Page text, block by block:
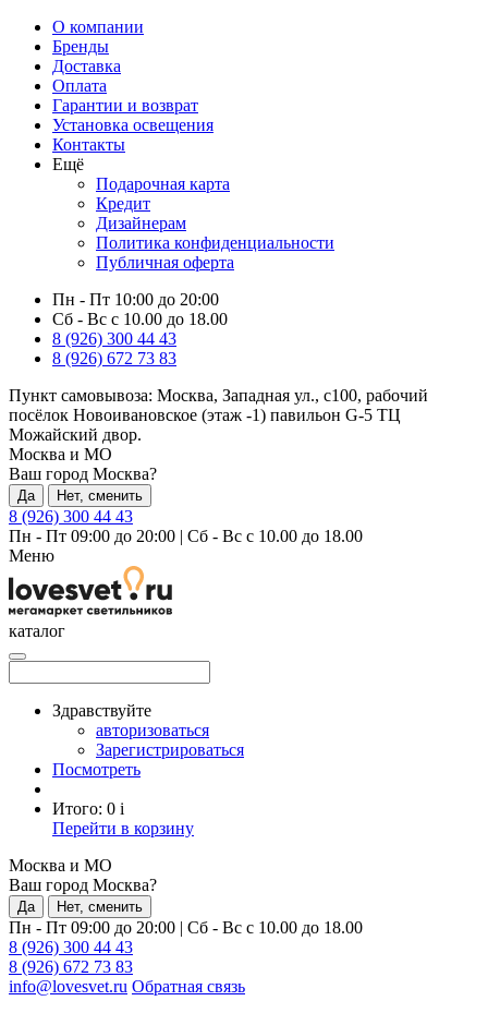
О компании
Бренды
Доставка
Оплата
Гарантии и возврат
Установка освещения
Контакты
Ещё
Подарочная карта
Кредит
Дизайнерам
Политика конфиденциальности
Публичная оферта
Пн - Пт 10:00 до 20:00
Сб - Вс с 10.00 до 18.00
8 (926) 300 44 43
8 (926) 672 73 83
Пункт самовывоза: Москва, Западная ул., с100, рабочий
посёлок Новоивановское (этаж -1) павильон G-5 ТЦ
Можайский двор.
Москва и МО
Ваш город Москва?
Да Нет, сменить
8 (926) 300 44 43
Пн - Пт 09:00 до 20:00 | Сб - Вс с 10.00 до 18.00
Меню
каталог
Здравствуйте
авторизоваться
Зарегистрироваться
Посмотреть
Итого: 0 i
Перейти в корзину
Москва и МО
Ваш город Москва?
Да Нет, сменить
Пн - Пт 09:00 до 20:00 | Сб - Вс с 10.00 до 18.00
8 (926) 300 44 43
8 (926) 672 73 83
info@lovesvet.ru Обратная связь